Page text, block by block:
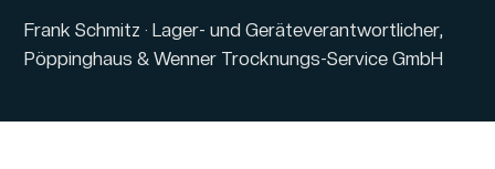
Frank Schmitz · Lager- und Geräteverantwortlicher,
Pöppinghaus & Wenner Trocknungs-Service GmbH